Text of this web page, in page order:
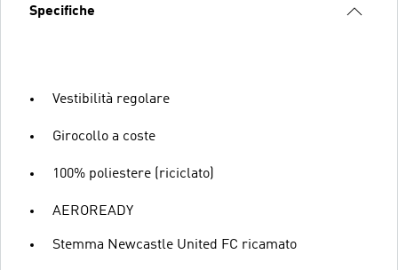
Specifiche
Vestibilità regolare
Girocollo a coste
100% poliestere (riciclato)
AEROREADY
Stemma Newcastle United FC ricamato